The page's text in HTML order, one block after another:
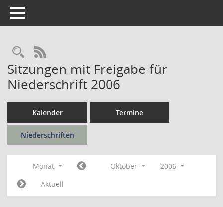
Toggle navigation
Rechercheauswahl
RSS-Feed
Sitzungen mit Freigabe für
Niederschrift 2006
Kalender Termine
Niederschriften
Monat Oktober
2006
Aktuell